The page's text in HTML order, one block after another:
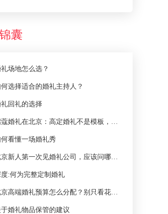
囊
场地怎么选？
选择适合的婚礼主持人？
回礼的选择
看懂一场婚礼秀
:何为完整定制婚礼
于婚礼物品保管的建议